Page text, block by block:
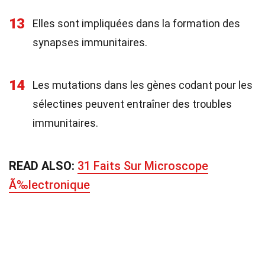
13
Elles sont impliquées dans la formation des
synapses immunitaires.
14
Les mutations dans les gènes codant pour les
sélectines peuvent entraîner des troubles
immunitaires.
READ ALSO: 31 Faits Sur Microscope
Ã‰lectronique